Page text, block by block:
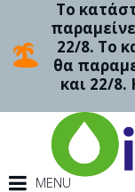
Το
22/8. Το
θα
και 22/8.
MENU